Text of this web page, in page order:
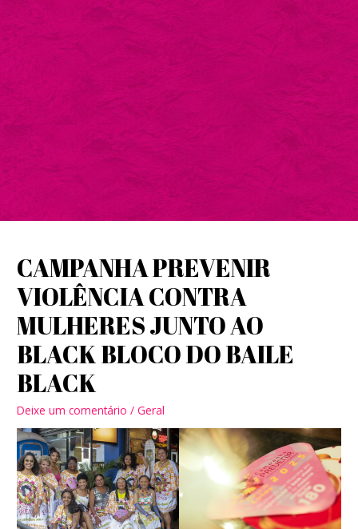
CAMPANHA PREVENIR
VIOLÊNCIA CONTRA
MULHERES JUNTO AO
BLACK BLOCO DO BAILE
BLACK
Deixe um comentário /Geral